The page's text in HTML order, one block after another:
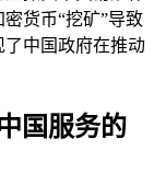
货币“挖矿”导致
中国政府在推动
国服务的